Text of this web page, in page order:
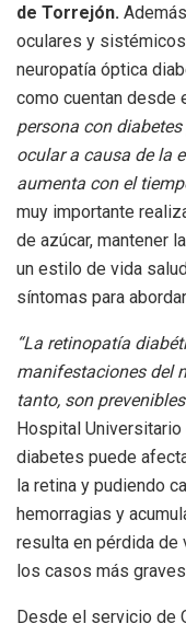
de Torrejón.
oculares y
neuropatía óptica
como cuentan desde
persona con
ocular a causa de la
aumenta con el
muy importante
de azúcar, mantener
un estilo de vida
síntomas para
“La retinopatía
manifestaciones del
tanto, son
Hospital Universitario
diabetes puede
la retina y pudiendo
hemorragias y
resulta en pérdida de
los casos más
Desde el servicio de